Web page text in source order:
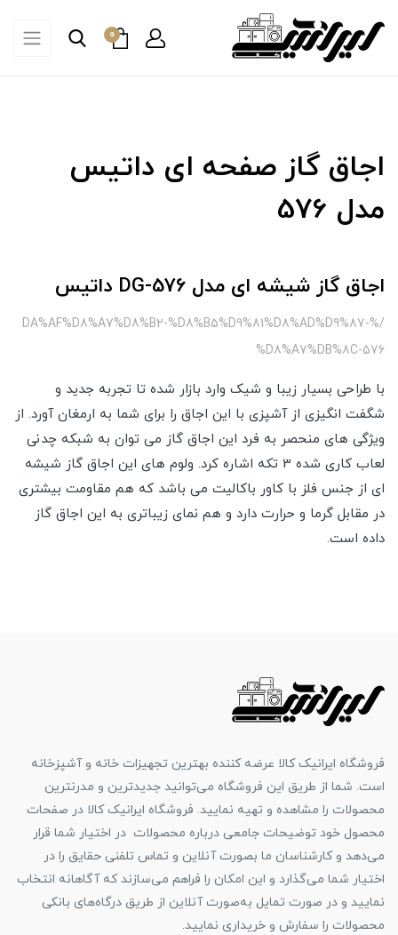
0
اجاق گاز صفحه ای داتیس
مدل 576
اجاق گاز شیشه ای مدل DG-576 داتیس
/%DA%AF%D8%A7%D8%B2-%D8%B5%D9%81%D8%AD%D9%87-
%D8%A7%DB%8C-576
با طراحی بسیار زیبا و شیک وارد بازار شده تا تجربه جدید و
شگفت انگیزی از آشپزی با این اجاق را برای شما به ارمغان آورد. از
ویژگی های منحصر به فرد این اجاق گاز می توان به شبکه چدنی
لعاب کاری شده 3 تکه اشاره کرد. ولوم های این اجاق گاز شیشه
ای از جنس فلز با کاور باکالیت می باشد که هم مقاومت بیشتری
در مقابل گرما و حرارت دارد و هم نمای زیباتری به این اجاق گاز
داده است.
فروشگاه ایرانیک کالا عرضه کننده بهترین تجهیزات خانه و آشپزخانه
است. شما از طریق این فروشگاه می‌توانید جدیدترین و مدرنترین
محصولات را مشاهده و تهیه نمایید. فروشگاه ایرانیک کالا در صفحات
محصول خود توضیحات جامعی درباره محصولات در اختیار شما قرار
می‌دهد و کارشناسان ما بصورت آنلاین و تماس تلفنی حقایق را در
اختیار شما می‌گذارد و این امکان را فراهم می‌سازند که آگاهانه انتخاب
نمایید و در صورت تمایل به‌صورت آنلاین از طریق درگاه‌های بانکی
محصولات را سفارش و خریداری نمایید.